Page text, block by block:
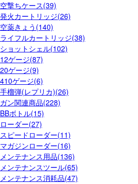
空撃ちケース(39)
発火カートリッジ(26)
空薬きょう(140)
ライフルカートリッジ(38)
ショットシェル(102)
12ゲージ(87)
20ゲージ(9)
410ゲージ(6)
手榴弾(レプリカ)(26)
ガン関連商品(228)
BBボトル(15)
ローダー(27)
スピードローダー(11)
マガジンローダー(16)
メンテナンス用品(136)
メンテナンスツール(65)
メンテナンス消耗品(47)